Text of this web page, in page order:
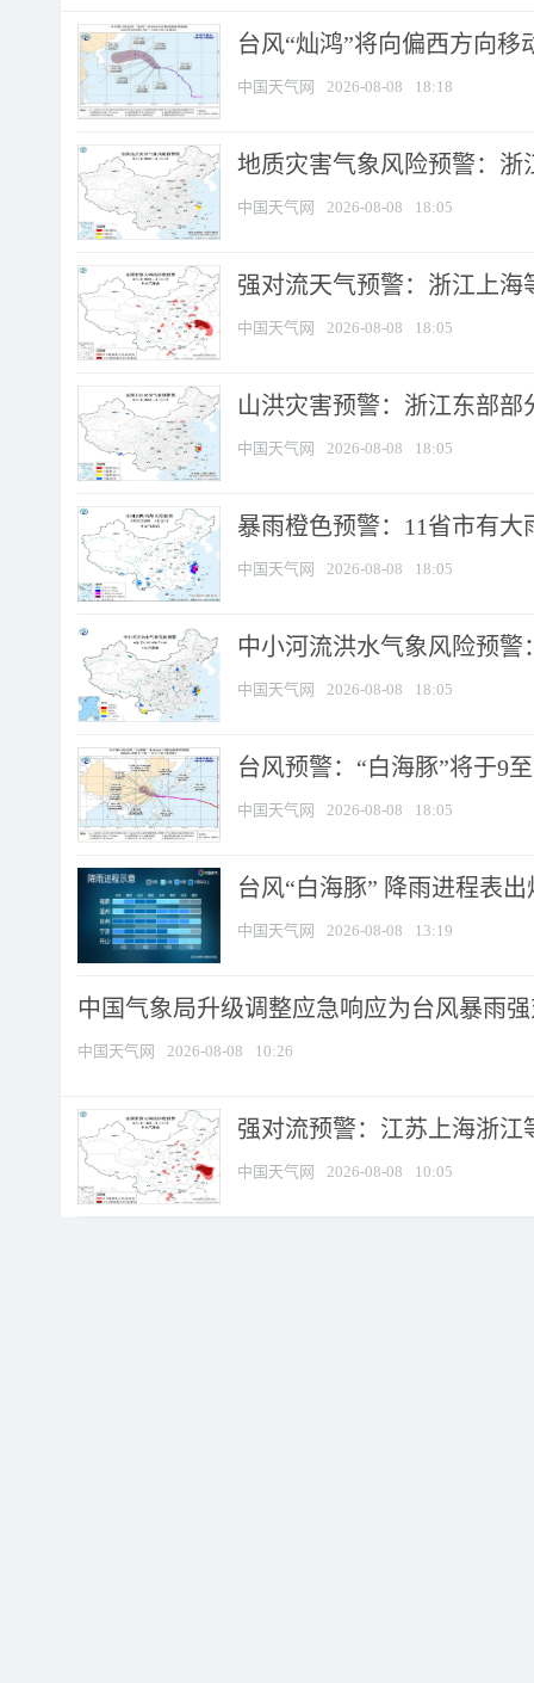
台风“灿鸿”将向偏西方向移
中国天气网 2026-08-08 18:18
地质灾害气象风险预警：
中国天气网 2026-08-08 18:05
强对流天气预警：浙江上海
中国天气网 2026-08-08 18:05
山洪灾害预警：浙江东部
中国天气网 2026-08-08 18:05
暴雨橙色预警：11省市有
中国天气网 2026-08-08 18:05
中小河流洪水气象风险预
中国天气网 2026-08-08 18:05
台风预警：“白海豚”将于9
中国天气网 2026-08-08 18:05
台风“白海豚” 降雨进程表
中国天气网 2026-08-08 13:19
中国气象局升级调整应急响应为台风暴雨
中国天气网 2026-08-08 10:26
强对流预警：江苏上海浙江
中国天气网 2026-08-08 10:05